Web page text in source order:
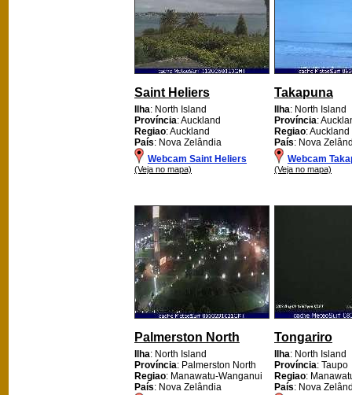
Saint Heliers
Ilha: North Island
Província: Auckland
Regiao: Auckland
País: Nova Zelândia
Webcam Saint Heliers
(Veja no mapa)
Takapuna
Ilha: North Island
Província:
Regiao: Auckland
País: Nova
Webcam
(Veja no mapa)
Palmerston North
Ilha: North Island
Província: Palmerston North
Regiao: Manawatu-Wanganui
País: Nova Zelândia
Tongariro
Ilha: North Island
Província: Taupo
Regiao:
País: Nova